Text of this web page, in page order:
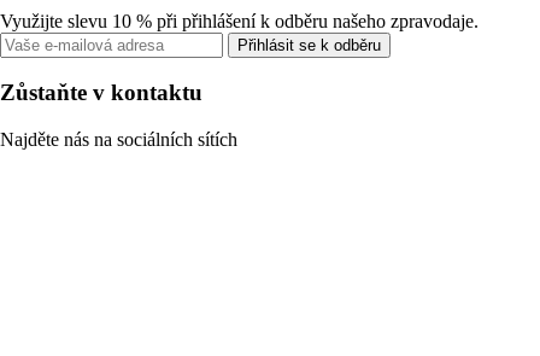
Využijte slevu 10 % při přihlášení k odběru našeho zpravodaje.
Přihlásit se k odběru
Zůstaňte v kontaktu
Najděte nás na sociálních sítích